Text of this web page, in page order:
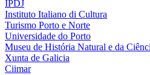
IPDJ
Instituto Italiano di Cultura
Turismo Porto e Norte
Universidade do Porto
Museu de História Natural e da
Xunta de Galicia
Ciimar